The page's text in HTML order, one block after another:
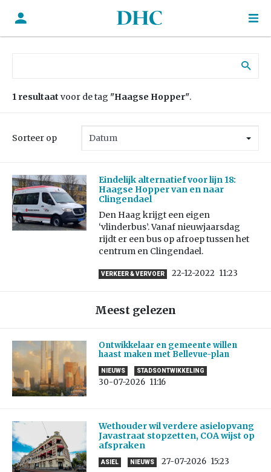
1 resultaat voor de tag "Haagse Hopper".
Sorteer op
Eindelijk alternatief voor lijn 18:
Haagse Hopper van en naar
Clingendael
Den Haag krijgt een eigen
‘vlinderbus’. Vanaf nieuwjaarsdag
rijdt er een bus op afroep tussen het
centrum en Clingendael.
VERKEER & VERVOER 22-12-2022 11:23
Meest gelezen
Ontwikkelaar en gemeente willen
haast maken met Bellevue-plan
NIEUWS STADSONTWIKKELING
30-07-2026 11:16
Wethouder wil verdere asielopvang
Javastraat stopzetten, COA wijst op
afspraken
ASIEL NIEUWS 27-07-2026 15:23